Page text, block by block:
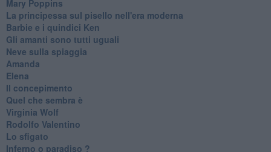
Mary Poppins
La principessa sul pisello nell'era moderna
Barbie e i quindici Ken
Gli amanti sono tutti uguali
Neve sulla spiaggia
Amanda
Elena
Il concepimento
Quel che sembra è
Virginia Wolf
Rodolfo Valentino
Lo sfigato
Inferno o paradiso ?